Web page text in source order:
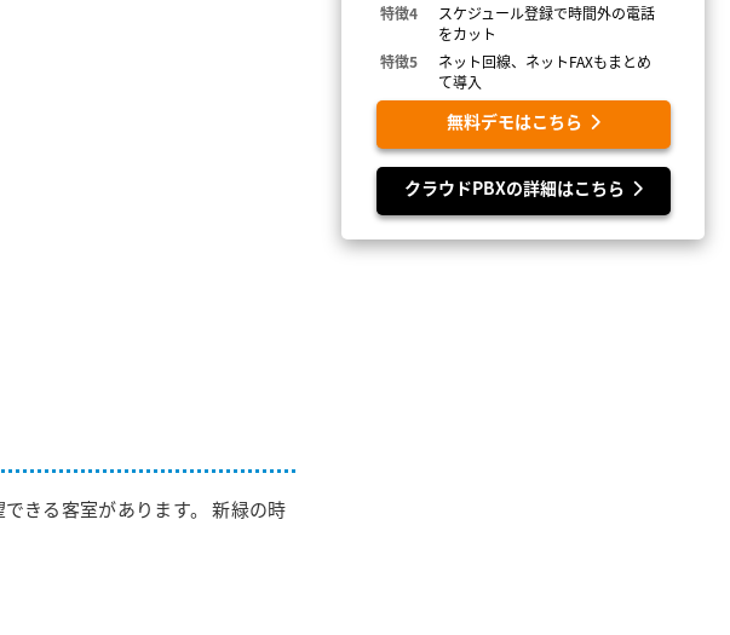
きる客室があります。 新緑の時
特徴4
スケジュール登録で時間外の電話
をカット
特徴5
ネット回線、ネットFAXもまとめ
て導入
無料デモはこちら
クラウドPBXの詳細はこちら